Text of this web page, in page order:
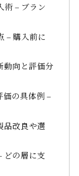
術 – ブラン
– 購入前に
動向と評価分
価の具体例 –
品改良や選
どの層に支